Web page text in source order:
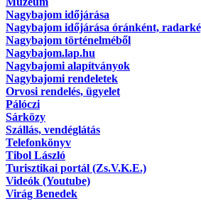
Nagybajom időjárása
Nagybajom időjárása óránként,
Nagybajom történelméből
Nagybajom.lap.hu
Nagybajomi alapítványok
Nagybajomi rendeletek
Orvosi rendelés, ügyelet
Pálóczi
Sárközy
Szállás, vendéglátás
Telefonkönyv
Tibol László
Turisztikai portál (Zs.V.K.E.)
Videók (Youtube)
Virág Benedek